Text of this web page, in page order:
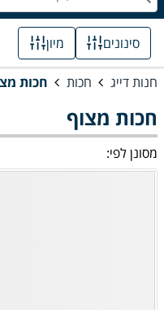
סינונים מיון
חנות דייג חכות חכות
מסונן לפי:
חכות מצוף